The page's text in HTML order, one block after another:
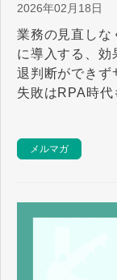
2026年02月18日
業務の見直しな
に導入する、効
退判断ができ
失敗はRPA時代
メルマガ